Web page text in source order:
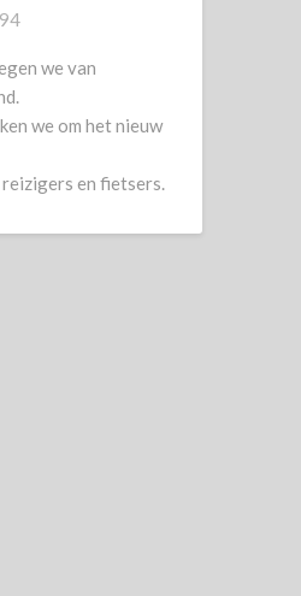
we van
we om het nieuw
en fietsers.